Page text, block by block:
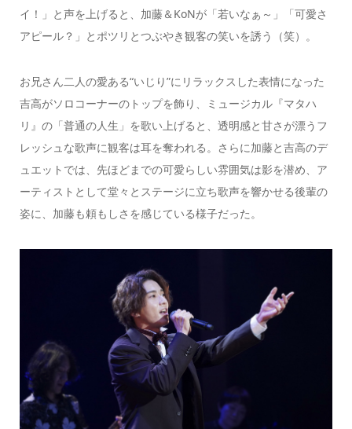
イ！」と声を上げると、加藤＆KoNが「若いなぁ～」「可愛さ
アピール？」とポツリとつぶやき観客の笑いを誘う（笑）。
お兄さん二人の愛ある“いじり”にリラックスした表情になった
吉高がソロコーナーのトップを飾り、ミュージカル『マタハ
リ』の「普通の人生」を歌い上げると、透明感と甘さが漂うフ
レッシュな歌声に観客は耳を奪われる。さらに加藤と吉高のデ
ュエットでは、先ほどまでの可愛らしい雰囲気は影を潜め、ア
ーティストとして堂々とステージに立ち歌声を響かせる後輩の
姿に、加藤も頼もしさを感じている様子だった。